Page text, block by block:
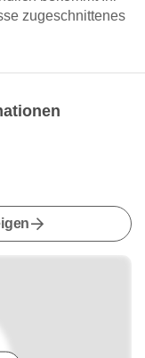
zugeschnittenes